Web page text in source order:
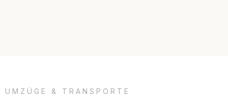
UMZÜGE & TRANSPORTE